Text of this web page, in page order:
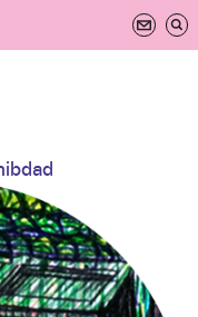
newsletter